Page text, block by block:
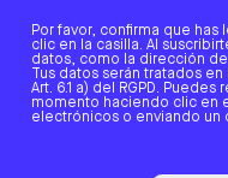
Por favor, confirma que
clic en la casilla. Al
datos, como la dirección
Tus datos serán tratados
Art. 6.1 a) del RGPD.
momento haciendo clic en
electrónicos o enviando un